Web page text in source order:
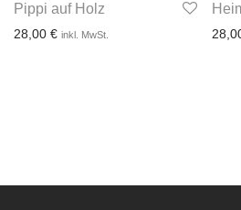
Pippi auf Holz
28,00 € inkl. MwSt.